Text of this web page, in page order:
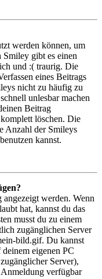
werden können, um
gibt es einen
und :( traurig. Die
eines Beitrags
nicht zu häufig zu
unlesbar machen
Beitrag
löschen. Die
Anzahl der Smileys
kannst.
werden. Wenn
hat, kannst du das
musst du zu einem
zugänglichen Server
bild.gif. Du kannst
eigenen PC
Server),
verfügbar